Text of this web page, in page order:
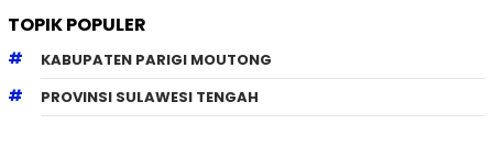
TOPIK POPULER
KABUPATEN PARIGI MOUTONG
PROVINSI SULAWESI TENGAH